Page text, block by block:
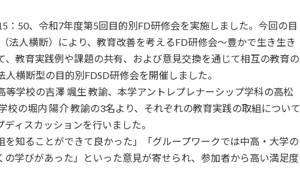
：50、令和7年度第5回目的別FD研修会を実施しました。今回の目
法人横断）により、教育改善を考えるFD研修会～豊かで生き生き
、教育実践例や課題の共有、および意見交換を通じて相互の教育の
横断型の目的別FDSD研修会を開催しました。
学校の吉澤 颯生 教諭、本学アントレプレナーシップ学科の高松
校の堀内 陽介 教諭の3名より、それぞれの教育実践の取組について
ィスカッションを行いました。
を知ることができて良かった」「グループワークでは中高・大学の
学びがあった」といった意見が寄せられ、参加者から高い満足度